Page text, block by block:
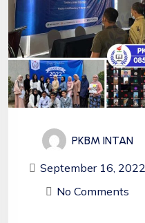
PKBM INTAN
September 16, 2022
No Comments